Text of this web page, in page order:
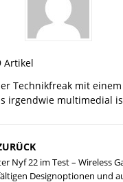
Artikel
Technikfreak mit
irgendwie multimedial
Nyf 22 im Test – Wireless
Designoptionen und